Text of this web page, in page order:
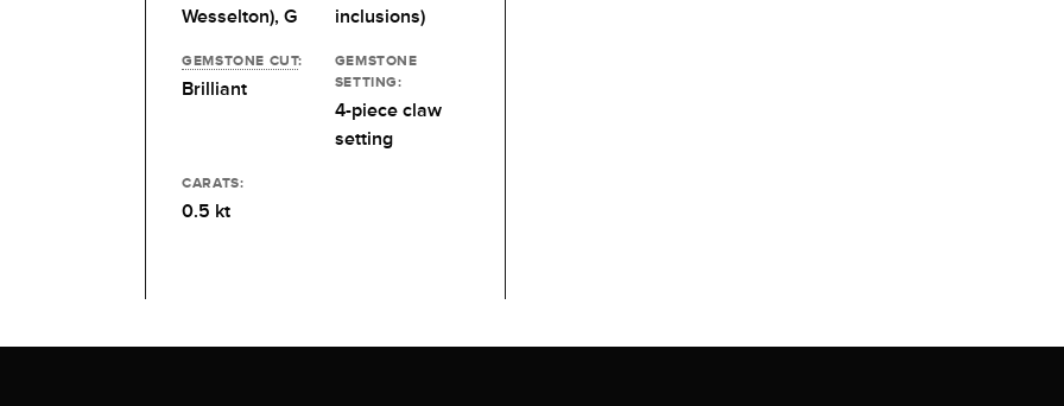
Wesselton), G
inclusions)
GEMSTONE CUT:
Brilliant
GEMSTONE
SETTING:
4-piece claw
setting
CARATS:
0.5 kt